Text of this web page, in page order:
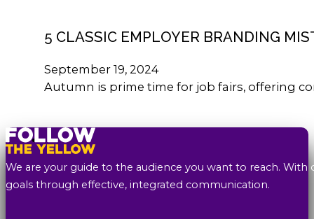
5 CLASSIC EMPLOYER BRANDING
September 19, 2024
Autumn is prime time for job fairs, offering
We are your guide to the audience you want to reach.
goals through effective, integrated communication.